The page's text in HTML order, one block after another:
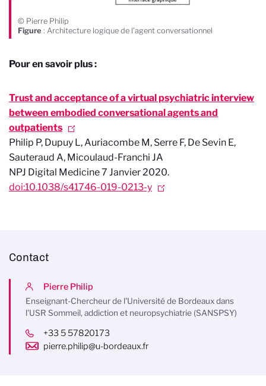
© Pierre Philip
Figure : Architecture logique de l’agent conversationnel
Pour en savoir plus :
Trust and acceptance of a virtual psychiatric interview
between embodied conversational agents and
outpatients
Philip P, Dupuy L, Auriacombe M, Serre F, De Sevin E,
Sauteraud A, Micoulaud-Franchi JA
NPJ Digital Medicine 7 Janvier 2020.
doi:10.1038/s41746-019-0213-y
Contact
Pierre Philip
Enseignant-Chercheur de l'Université de Bordeaux dans
l'USR Sommeil, addiction et neuropsychiatrie (SANSPSY)
+33 5 57820173
pierre.philip@u-bordeaux.fr